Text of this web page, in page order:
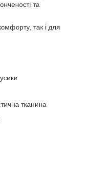
та
так і для
тканина